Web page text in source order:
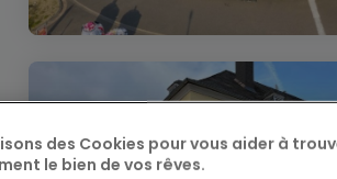
des Cookies pour vous aider à
le bien de vos rêves.